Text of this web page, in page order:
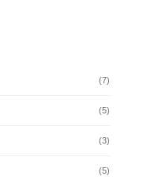
(7)
(5)
(3)
(5)